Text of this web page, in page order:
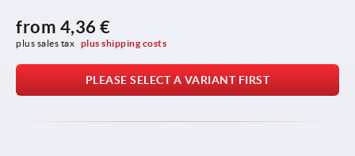
from 4,36 €
plus sales tax plus shipping costs
PLEASE SELECT A VARIANT FIRST